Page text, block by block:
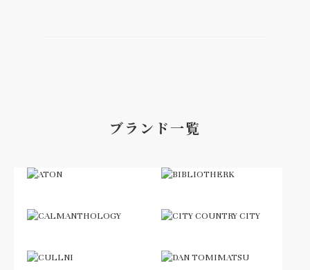
ブランド一覧